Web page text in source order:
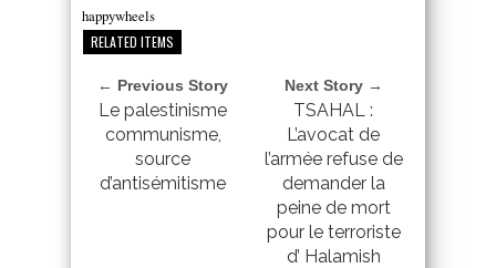
happywheels
RELATED ITEMS
← Previous Story
Le palestinisme
communisme,
source
d’antisémitisme
Next Story →
TSAHAL :
L’avocat de
l’armée refuse de
demander la
peine de mort
pour le terroriste
d’ Halamish